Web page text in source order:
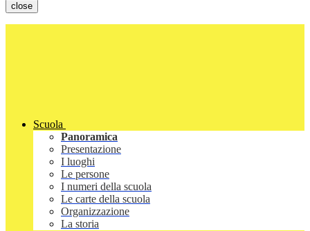
close
Scuola
Panoramica
Presentazione
I luoghi
Le persone
I numeri della scuola
Le carte della scuola
Organizzazione
La storia